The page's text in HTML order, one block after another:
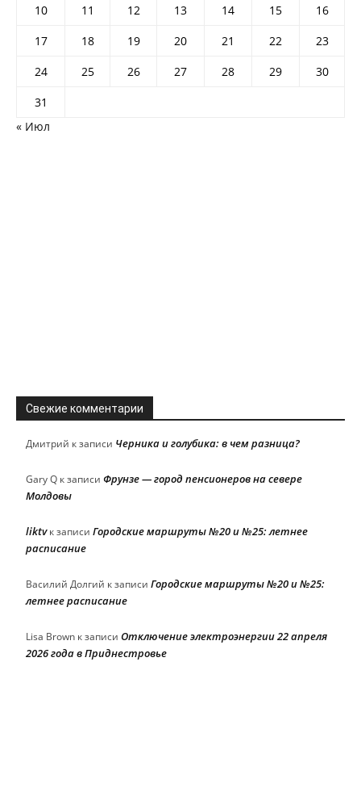
10 11 12 13 14 15
16
17
18 19 20 21 22
23
24
25 26 27 28 29
30
31
« Июл
Свежие комментарии
Дмитрий к записи Черника и голубика: в чем разница?
Gary Q к записи Фрунзе — город пенсионеров на севере
Молдовы
liktvк записи Городские маршруты №20 и №25: летнее
расписание
Василий Долгий к записи Городские маршруты №20 и №25:
летнее расписание
Lisa Brown к записи Отключение электроэнергии 22 апреля
2026 года в Приднестровье